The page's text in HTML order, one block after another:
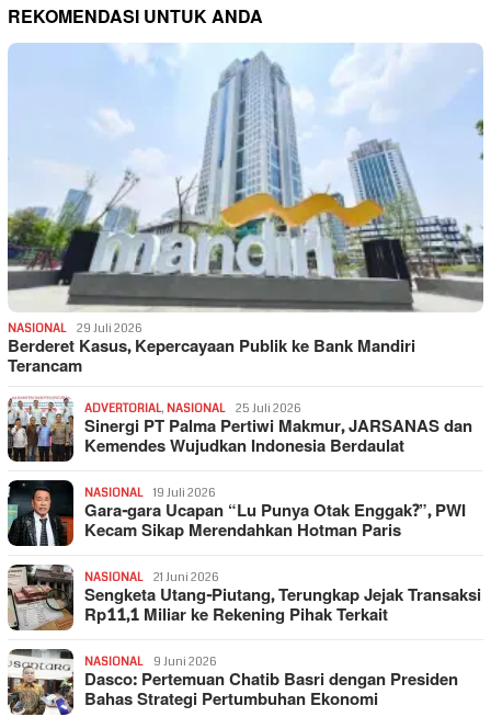
REKOMENDASI UNTUK ANDA
NASIONAL 29 Juli 2026
Berderet Kasus, Kepercayaan Publik ke Bank Mandiri
Terancam
ADVERTORIAL, NASIONAL 25 Juli 2026
Sinergi PT Palma Pertiwi Makmur, JARSANAS dan
Kemendes Wujudkan Indonesia Berdaulat
NASIONAL 19 Juli 2026
Gara-gara Ucapan “Lu Punya Otak Enggak?”, PWI
Kecam Sikap Merendahkan Hotman Paris
NASIONAL 21 Juni 2026
Sengketa Utang-Piutang, Terungkap Jejak Transaksi
Rp11,1 Miliar ke Rekening Pihak Terkait
NASIONAL 9 Juni 2026
Dasco: Pertemuan Chatib Basri dengan Presiden
Bahas Strategi Pertumbuhan Ekonomi